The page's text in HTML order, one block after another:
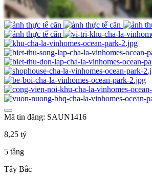
Mã tin đăng: SAUN1416
8,25 tỷ
5 tầng
Tây Bắc